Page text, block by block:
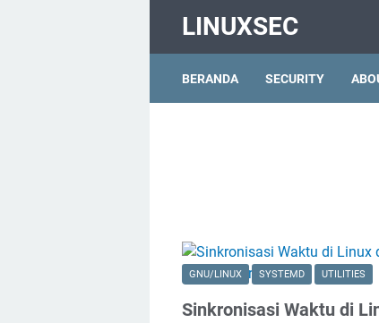
LINUXSEC
BERANDA SECURITY
GNU/LINUX SYSTEMD UTILITIES
Sinkronisasi Waktu di